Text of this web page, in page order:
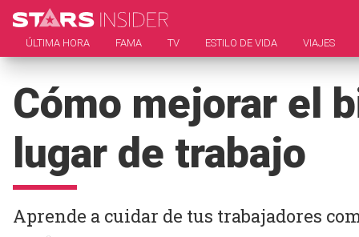
ÚLTIMA HORA FAMA TV ESTILO DE VIDA VIAJES
Cómo mejorar el
lugar de trabajo
Aprende a cuidar de tus trabajadores